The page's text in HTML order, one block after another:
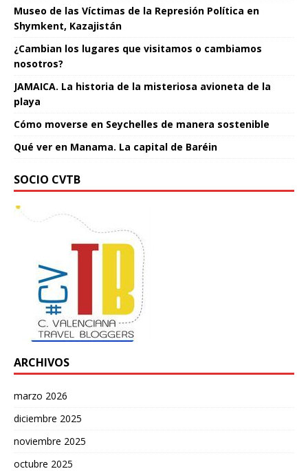
Museo de las Víctimas de la Represión Política en
Shymkent, Kazajistán
¿Cambian los lugares que visitamos o cambiamos
nosotros?
JAMAICA. La historia de la misteriosa avioneta de la
playa
Cómo moverse en Seychelles de manera sostenible
Qué ver en Manama. La capital de Baréin
SOCIO CVTB
ARCHIVOS
marzo 2026
diciembre 2025
noviembre 2025
octubre 2025